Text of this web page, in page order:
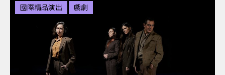
國際精品演出 戲劇